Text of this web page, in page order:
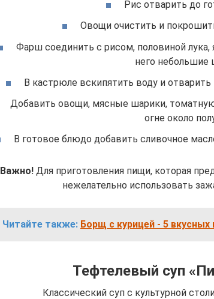
Рис отварить до
Овощи очистить и
Фарш соединить с рисом, половиной
него небольшие
В кастрюле вскипятить воду и
Добавить овощи, мясные шарики,
огне около
В готовое блюдо добавить сливочное
Важно!Для приготовления пищи, которая
нежелательно использовать
Читайте также: Борщ с курицей - 5
Тефтелевый суп
Классический суп с культурной